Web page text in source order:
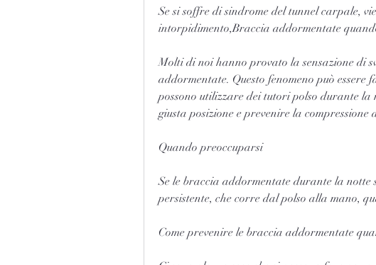
Se si soffre di sindrome del tunnel carpale,
intorpidimento,Braccia addormentate
Molti di noi hanno provato la sensazione di
addormentate. Questo fenomeno può essere
possono utilizzare dei tutori polso durante
giusta posizione e prevenire la compressione
Quando preoccuparsi
Se le braccia addormentate durante la notte
persistente, che corre dal polso alla mano,
Come prevenire le braccia addormentate